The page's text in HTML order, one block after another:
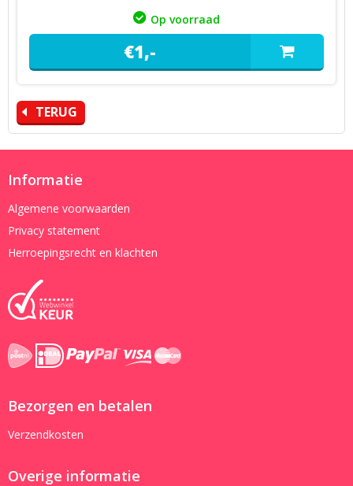
Op voorraad
€1,-
TERUG
Informatie
Algemene voorwaarden
Privacy statement
Herroepingsrecht en klachten
Bezorgen en betalen
Verzendkosten
Overige informatie